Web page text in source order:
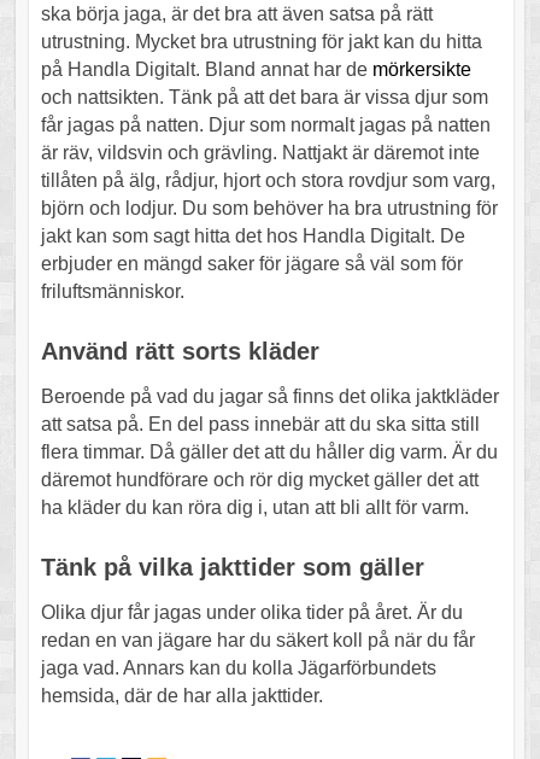
ska börja jaga, är det bra att även satsa på rätt
utrustning. Mycket bra utrustning för jakt kan du hitta
på Handla Digitalt. Bland annat har de mörkersikte
och nattsikten. Tänk på att det bara är vissa djur som
får jagas på natten. Djur som normalt jagas på natten
är räv, vildsvin och grävling. Nattjakt är däremot inte
tillåten på älg, rådjur, hjort och stora rovdjur som varg,
björn och lodjur. Du som behöver ha bra utrustning för
jakt kan som sagt hitta det hos Handla Digitalt. De
erbjuder en mängd saker för jägare så väl som för
friluftsmänniskor.
Använd rätt sorts kläder
Beroende på vad du jagar så finns det olika jaktkläder
att satsa på. En del pass innebär att du ska sitta still
flera timmar. Då gäller det att du håller dig varm. Är du
däremot hundförare och rör dig mycket gäller det att
ha kläder du kan röra dig i, utan att bli allt för varm.
Tänk på vilka jakttider som gäller
Olika djur får jagas under olika tider på året. Är du
redan en van jägare har du säkert koll på när du får
jaga vad. Annars kan du kolla Jägarförbundets
hemsida, där de har alla jakttider.